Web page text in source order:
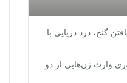
گنج، دزد دریایی با
وارث ژن‌هایی از دو